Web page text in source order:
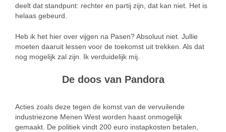
deelt dat standpunt: rechter en partij zijn, dat kan niet. Het is
helaas gebeurd.
Heb ik het hier over vijgen na Pasen? Absoluut niet. Jullie
moeten daaruit lessen voor de toekomst uit trekken. Als dat
nog mogelijk zal zijn. Ik verduidelijk mij.
De doos van Pandora
Acties zoals deze tegen de komst van de vervuilende
industriezone Menen West worden haast onmogelijk
gemaakt. De politiek vindt 200 euro instapkosten betalen,